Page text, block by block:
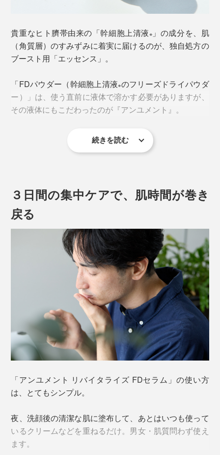
当然、成長因子やサイトカイン、エクソソームは、老化
した細胞よりも成長期の細胞に多く含まれると考えら
「リバイタライズ FDセラム」の原料に使用されている
のは、日本人女性の臍帯（へその緒）由来の「幹細胞上
清液※」。
細胞年齢が１年以下の臍帯には、成長因子やサイトカイ
ン、エクソソームが多く含まれていると考えられていま
す。しかも、ドナーは、健康状態を検査済みの日本人女
貴重なヒト臍帯由来の「幹細胞上清液※ 」の成分を、肌
（角質層）のすみずみに着実に届けるのが、独自処方の
ブースト用「エッセンス」。
「FDパウダー（幹細胞上清液※のフリーズドライパウダ
ー）」は、使う直前に液体で溶かす必要がありますが、
その液体にもこだわったのが『アンユメント』。
に含まれる成分を肌細胞に届け、働きを
肌のキメをととのえ、うるおいを抱え込み、成分の通り
道を作るイメージ。軽い質感で、なめらかに伸び広が
こだわりは、自然由来成分を96.7％配合していること。
香川県産の柿の実から抽出した酢酸菌の発酵成分「グル
コノバクター」、古くから世界各地で美容に使われてき
た「ツボクサエキス」、うるおいを抱え込む「ナイアシ
続きを読む
３日間の集中ケアで、肌時間が巻き
戻る
「アンユメント リバイタライズ FDセラム」の使い方
は、とてもシンプル。
夜、洗顔後の清潔な肌に塗布して、あとはいつも使って
いるクリームなどを重ねるだけ。男女・肌質問わず使え
ます。